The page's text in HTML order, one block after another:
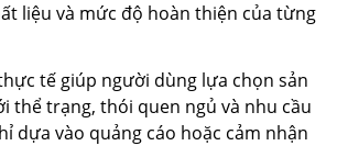
liệu và mức độ hoàn thiện của từng
tế giúp người dùng lựa chọn sản
thể trạng, thói quen ngủ và nhu cầu
dựa vào quảng cáo hoặc cảm nhận